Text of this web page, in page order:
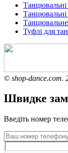
Танцювальні
Танцювальні
Танцювальне
Туфлі для
© shop-dance.com.
Швидке
Введіть номер